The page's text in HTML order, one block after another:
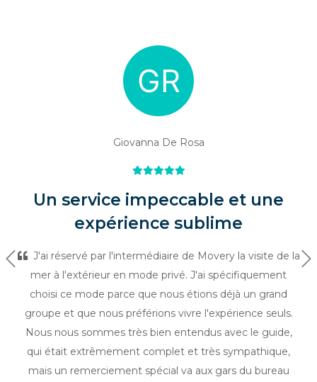
Giovanna De Rosa
Un service impeccable et une
expérience sublime
J'ai réservé par l'intermédiaire de Movery la visite de la
mer à l'extérieur en mode privé. J'ai spécifiquement
choisi ce mode parce que nous étions déjà un grand
groupe et que nous préférions vivre l'expérience seuls.
Nous nous sommes très bien entendus avec le guide,
qui était extrêmement complet et très sympathique,
mais un remerciement spécial va aux gars du bureau
Précédent